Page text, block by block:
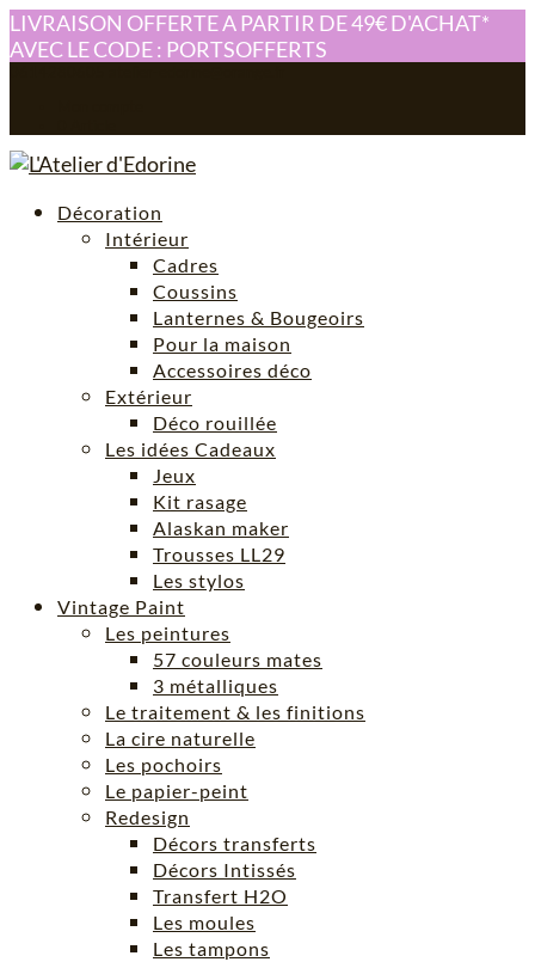
LIVRAISON OFFERTE A PARTIR DE 49€ D'ACHAT*
AVEC LE CODE : PORTSOFFERTS
Décoration
Intérieur
Cadres
Coussins
Lanternes & Bougeoirs
Pour la maison
Accessoires déco
Extérieur
Déco rouillée
Les idées Cadeaux
Jeux
Kit rasage
Alaskan maker
Trousses LL29
Les stylos
Vintage Paint
Les peintures
57 couleurs mates
3 métalliques
Le traitement & les finitions
La cire naturelle
Les pochoirs
Le papier-peint
Redesign
Décors transferts
Décors Intissés
Transfert H2O
Les moules
Les tampons